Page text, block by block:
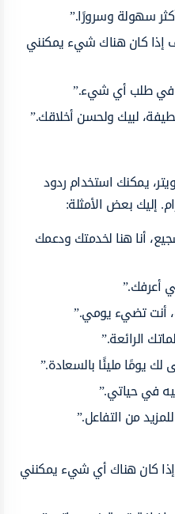
سهولة وسرورًا.”
إذا كان هناك شيء يمكنني
في طلب أي شيء.”
لبيك ولحسن أخلاقك.”
يمكنك استخدام ردود
إليك بعض الأمثلة:
أنا هنا لخدمتك ودعمك
أعرفك.”
أنت تضيء يومي.”
الرائعة.”
يومًا مليئًا بالسعادة.”
في حياتي.”
من التفاعل.”
إذا كان هناك أي شيء يمكنني